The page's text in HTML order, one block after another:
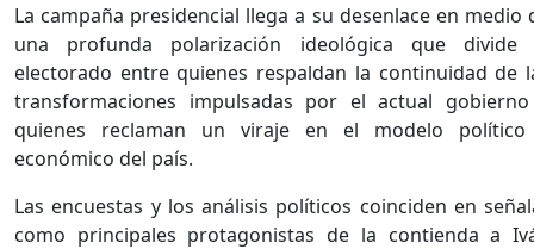
La campaña presidencial llega a su desenlace en medio
una profunda polarización ideológica que divide
electorado entre quienes respaldan la continuidad de
transformaciones impulsadas por el actual
quienes reclaman un viraje en el modelo
económico del país.
Las encuestas y los análisis políticos coinciden en
como principales protagonistas de la contienda a